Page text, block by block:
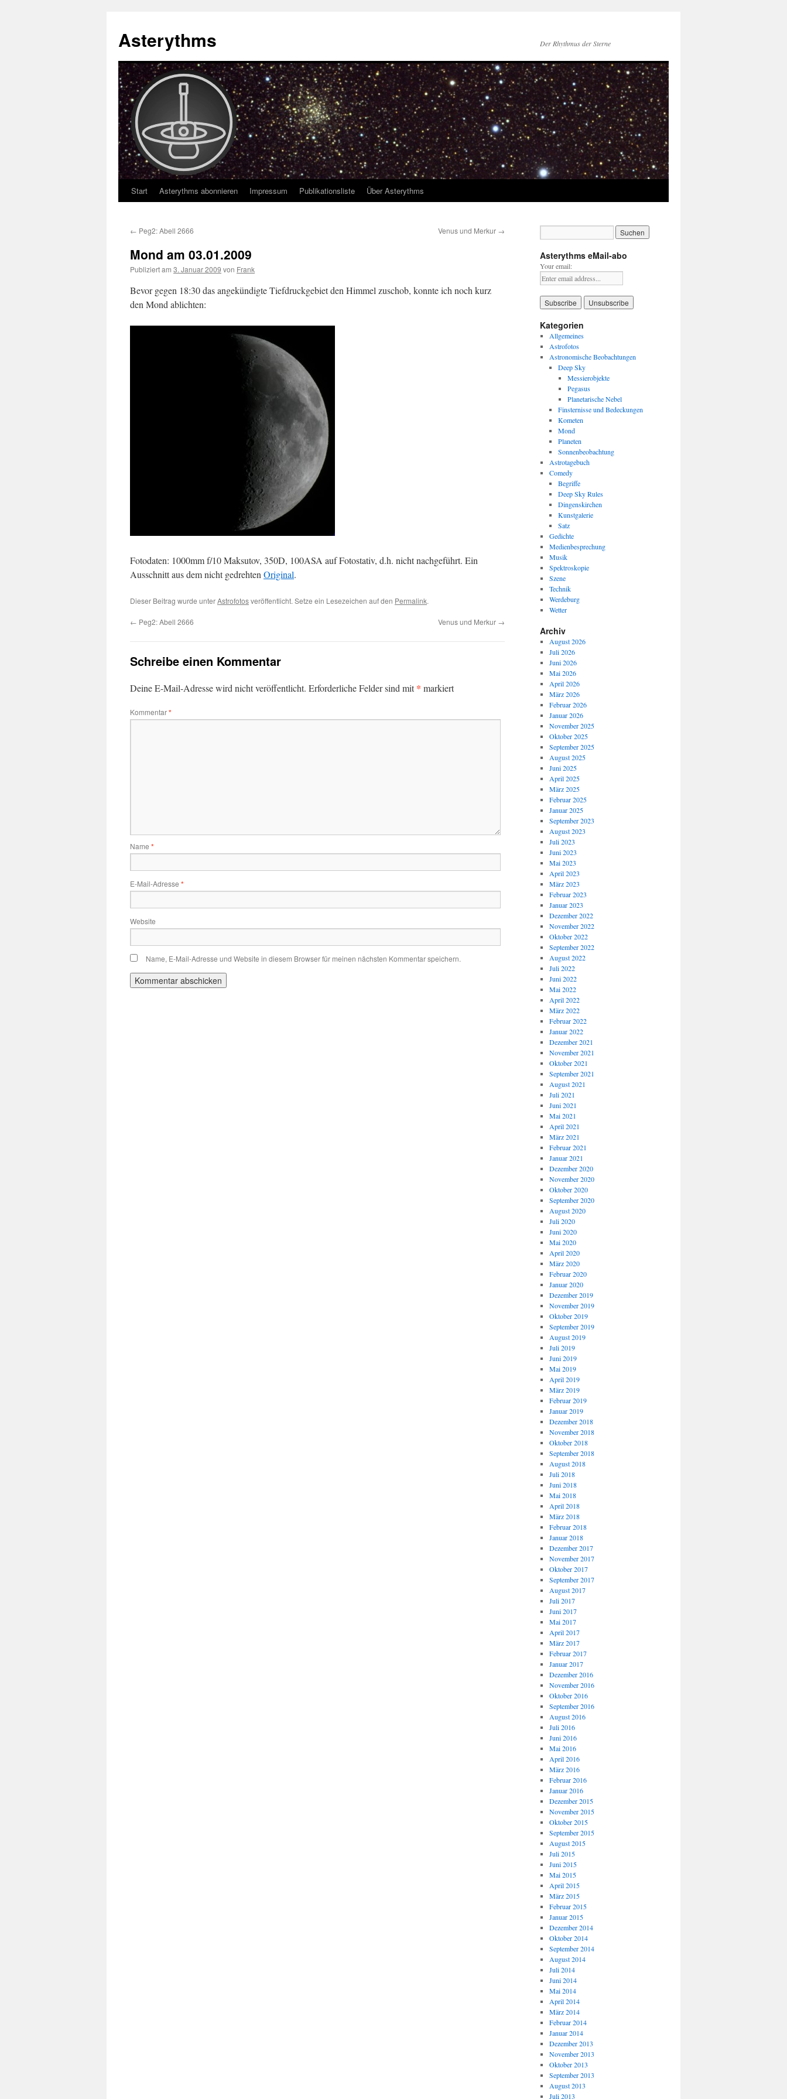
Asterythms Der Rhythmus der Sterne
Zum
springen
Start Asterythms abonnieren Impressum Publikationsliste Über Asterythms
← Peg2: Abell 2666 Venus und Merkur →
Mond am 03.01.2009
Publiziert am 3. Januar 2009 von Frank
Bevor gegen 18:30 das angekündigte Tiefdruckgebiet den Himmel zuschob, konnte ich noch kurz
den Mond ablichten:
Fotodaten: 1000mm f/10 Maksutov, 350D, 100ASA auf Fotostativ, d.h. nicht nachgeführt. Ein
Ausschnitt aus dem nicht gedrehten Original.
Dieser Beitrag wurde unterAstrofotosveröffentlicht. Setze ein Lesezeichen auf den Permalink.
← Peg2: Abell 2666 Venus und Merkur →
Schreibe einen Kommentar
Deine E-Mail-Adresse wird nicht veröffentlicht. Erforderliche Felder sind mit* markiert
Kommentar*
Name *
E-Mail-Adresse *
Website
Name, E-Mail-Adresse und Website in diesem Browser für meinen nächsten Kommentar speichern.
Asterythms eMail-abo
Your email:
Kategorien
Allgemeines
Astrofotos
Astronomische Beobachtungen
Deep Sky
Messierobjekte
Pegasus
Planetarische Nebel
Finsternisse und Bedeckungen
Kometen
Mond
Planeten
Sonnenbeobachtung
Astrotagebuch
Comedy
Begriffe
Deep Sky Rules
Dingenskirchen
Kunstgalerie
Satz
Gedichte
Medienbesprechung
Musik
Spektroskopie
Szene
Technik
Werdeburg
Wetter
Archiv
August 2026
Juli 2026
Juni 2026
Mai 2026
April 2026
März 2026
Februar 2026
Januar 2026
November 2025
Oktober 2025
September 2025
August 2025
Juni 2025
April 2025
März 2025
Februar 2025
Januar 2025
September 2023
August 2023
Juli 2023
Juni 2023
Mai 2023
April 2023
März 2023
Februar 2023
Januar 2023
Dezember 2022
November 2022
Oktober 2022
September 2022
August 2022
Juli 2022
Juni 2022
Mai 2022
April 2022
März 2022
Februar 2022
Januar 2022
Dezember 2021
November 2021
Oktober 2021
September 2021
August 2021
Juli 2021
Juni 2021
Mai 2021
April 2021
März 2021
Februar 2021
Januar 2021
Dezember 2020
November 2020
Oktober 2020
September 2020
August 2020
Juli 2020
Juni 2020
Mai 2020
April 2020
März 2020
Februar 2020
Januar 2020
Dezember 2019
November 2019
Oktober 2019
September 2019
August 2019
Juli 2019
Juni 2019
Mai 2019
April 2019
März 2019
Februar 2019
Januar 2019
Dezember 2018
November 2018
Oktober 2018
September 2018
August 2018
Juli 2018
Juni 2018
Mai 2018
April 2018
März 2018
Februar 2018
Januar 2018
Dezember 2017
November 2017
Oktober 2017
September 2017
August 2017
Juli 2017
Juni 2017
Mai 2017
April 2017
März 2017
Februar 2017
Januar 2017
Dezember 2016
November 2016
Oktober 2016
September 2016
August 2016
Juli 2016
Juni 2016
Mai 2016
April 2016
März 2016
Februar 2016
Januar 2016
Dezember 2015
November 2015
Oktober 2015
September 2015
August 2015
Juli 2015
Juni 2015
Mai 2015
April 2015
März 2015
Februar 2015
Januar 2015
Dezember 2014
Oktober 2014
September 2014
August 2014
Juli 2014
Juni 2014
Mai 2014
April 2014
März 2014
Februar 2014
Januar 2014
Dezember 2013
November 2013
Oktober 2013
September 2013
August 2013
Juli 2013